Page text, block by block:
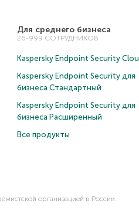
Для среднего бизнеса
26-999 СОТРУДНИКОВ
Kaspersky Endpoint Security
Kaspersky Endpoint Security для
бизнеса Cтандартный
Kaspersky Endpoint Security для
бизнеса Расширенный
Все продукты
организацией в России.